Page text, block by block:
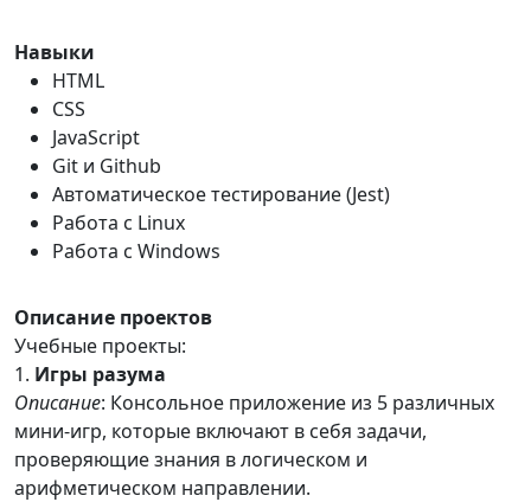
Навыки
HTML
CSS
JavaScript
Git и Github
Автоматическое тестирование (Jest)
Работа с Linux
Работа с Windows
Описание проектов
Учебные проекты:
1. Игры разума
Описание: Консольное приложение из 5 различных
мини-игр, которые включают в себя задачи,
проверяющие знания в логическом и
арифметическом направлении.